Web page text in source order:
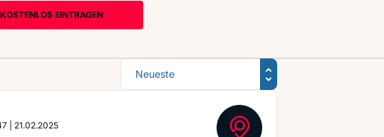
EINTRAGEN
Sortierung
21.02.2025